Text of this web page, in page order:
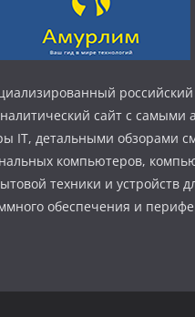
российский
сайт с самыми
IT, детальными обзорами
компьютеров,
техники и устройств
обеспечения и